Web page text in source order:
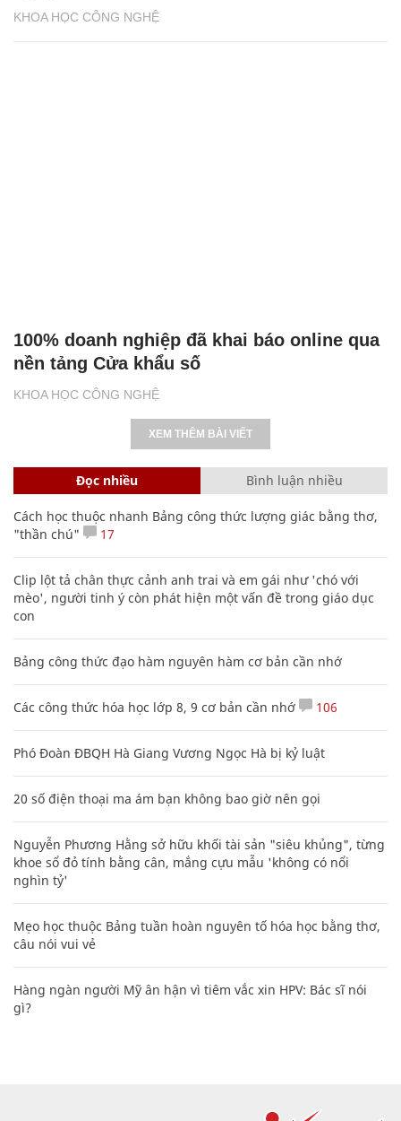
KHOA HỌC CÔNG NGHỆ
KHOA HỌC CÔNG NGHỆ
100% doanh nghiệp đã khai báo online qua
nền tảng Cửa khẩu số
XEM THÊM BÀI VIẾT
Đọc nhiều Bình luận nhiều
Cách học thuộc nhanh Bảng công thức lượng giác bằng thơ,
"thần chú"
17
Clip lột tả chân thực cảnh anh trai và em gái như 'chó với
mèo', người tinh ý còn phát hiện một vấn đề trong giáo dục
con
Bảng công thức đạo hàm nguyên hàm cơ bản cần nhớ
Các công thức hóa học lớp 8, 9 cơ bản cần nhớ 106
Phó Đoàn ĐBQH Hà Giang Vương Ngọc Hà bị kỷ luật
20 số điện thoại ma ám bạn không bao giờ nên gọi
Nguyễn Phương Hằng sở hữu khối tài sản "siêu khủng", từng
khoe sổ đỏ tính bằng cân, mắng cựu mẫu 'không có nổi
nghìn tỷ'
Mẹo học thuộc Bảng tuần hoàn nguyên tố hóa học bằng thơ,
câu nói vui vẻ
Hàng ngàn người Mỹ ân hận vì tiêm vắc xin HPV: Bác sĩ nói
gì?